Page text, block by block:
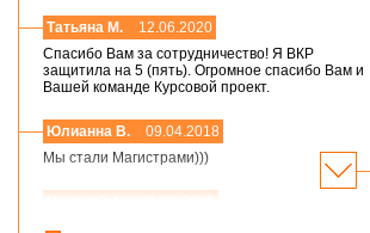
Татьяна М.
12.06.2020
Спасибо Вам за сотрудничество! Я ВКР
защитила на 5 (пять). Огромное спасибо Вам и
Вашей команде Курсовой проект.
Юлианна В.
09.04.2018
Мы стали Магистрами)))
Мария,добрый день! Спасибо большое.